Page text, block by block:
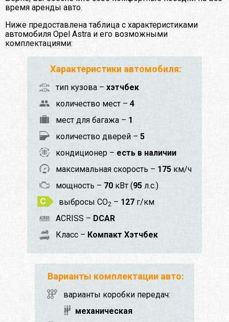
время аренды авто.
Ниже предоставлена таблица с характеристиками
автомобиля Opel Astra и его возможными
комплектациями:
Характеристики автомобиля:
тип кузова – хэтчбек
количество мест – 4
мест для багажа – 1
количество дверей – 5
кондиционер – есть в наличии
максимальная скорость – 175 км/ч
мощность – 70 кВт (95 л.с.)
выбросы CO2 – 127 г/км
ACRISS – DCAR
Класс – Компакт Хэтчбек
Варианты комплектации авто:
варианты коробки передач:
механическая